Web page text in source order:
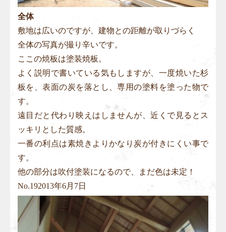
全体
敷地は広いのですが、建物との距離が取りづらく
全体の写真が撮り辛いです。
ここの焼板は塗装焼板。
よく説明で書いている気もしますが、一度焼いた杉
板を、表面の炭を落とし、専用の塗料を塗った物で
す。
遠目だと代わり映えはしませんが、近くで見るとス
ッキリとした質感。
一番の利点は素焼きよりかなり炭が付きにくい事で
す。
他の部分は吹付塗装になるので、まだ色は未定！
No.192013年6月7日